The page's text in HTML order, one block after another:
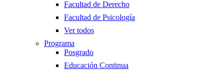
Facultad de Derecho
Facultad de Psicología
Ver todos
Programa
Posgrado
Educación Continua